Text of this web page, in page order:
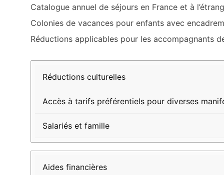
Catalogue annuel de séjours en France et à
Colonies de vacances pour enfants avec
Réductions applicables pour les accompagnants
Type
Description
Bénéficiaires
Réductions culturelles
Accès à tarifs préférentiels pour diverses
Salariés et famille
Aides financières